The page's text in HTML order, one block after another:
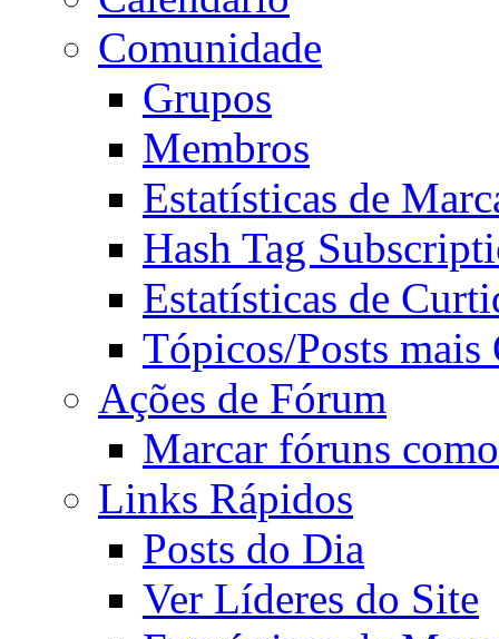
Comunidade
Grupos
Membros
Estatísticas de
Hash Tag
Estatísticas de
Tópicos/Posts mais
Ações de Fórum
Marcar fóruns
Links Rápidos
Posts do Dia
Ver Líderes do Site